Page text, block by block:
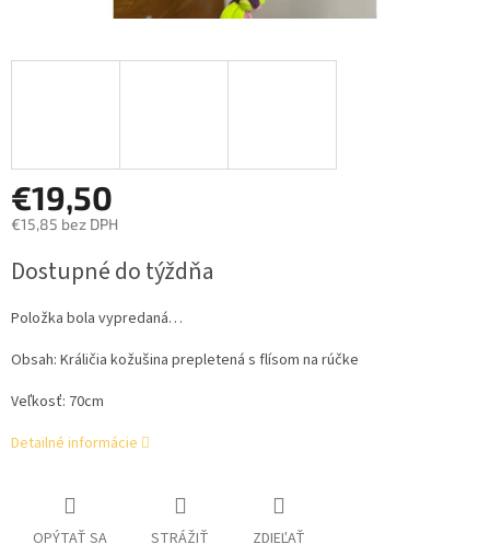
€19,50
€15,85 bez DPH
cena:
Dostupné do týždňa
Položka bola vypredaná…
Obsah: Králičia kožušina prepletená s flísom na rúčke
Veľkosť: 70cm
Detailné informácie
OPÝTAŤ SA STRÁŽIŤ ZDIEĽAŤ